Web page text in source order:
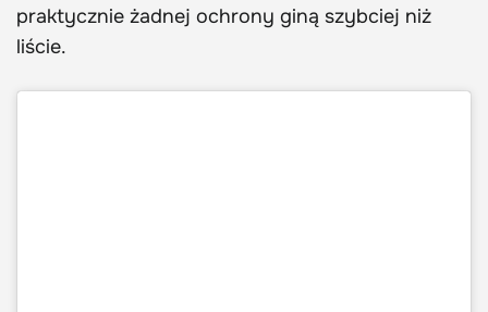
praktycznie żadnej ochrony giną szybciej niż
liście.